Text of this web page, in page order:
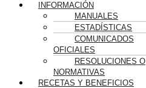
INFORMACIÓN
MANUALES
ESTADÍSTICAS
COMUNICADOS
OFICIALES
RESOLUCIONES O
NORMATIVAS
RECETAS Y BENEFICIOS